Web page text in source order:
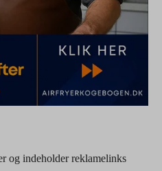
og indeholder reklamelinks